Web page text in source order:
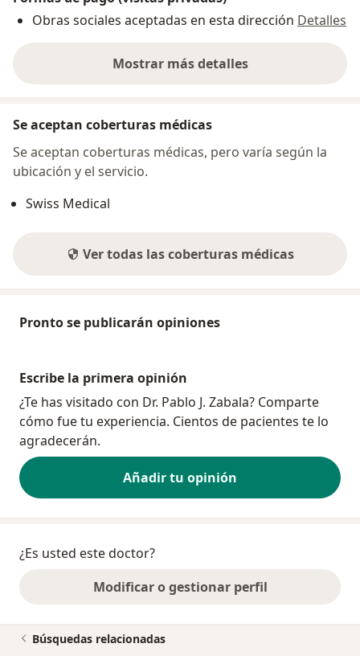
Obras sociales aceptadas en esta dirección Detalles
Mostrar más detalles
sobre la dirección
Se aceptan coberturas médicas
Se aceptan coberturas médicas, pero varía según la
ubicación y el servicio.
Swiss Medical
Ver todas las coberturas médicas
Pronto se publicarán opiniones
Escribe la primera opinión
¿Te has visitado con Dr. Pablo J. Zabala? Comparte
cómo fue tu experiencia. Cientos de pacientes te lo
agradecerán.
Añadir tu opinión
¿Es usted este doctor?
Modificar o gestionar perfil
Búsquedas relacionadas